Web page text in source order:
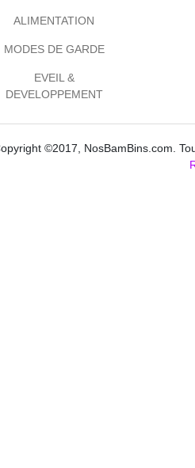
ALIMENTATION
MODES DE GARDE
EVEIL &
DEVELOPPEMENT
©2017, NosBamBins.com.